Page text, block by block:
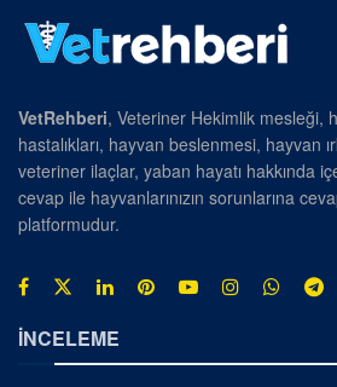
VetRehberi, Veteriner Hekimlik mesleği,
hastalıkları, hayvan beslenmesi, hayvan
veteriner ilaçlar, yaban hayatı hakkında
cevap ile hayvanlarınızın sorunlarına
platformudur.
İNCELEME